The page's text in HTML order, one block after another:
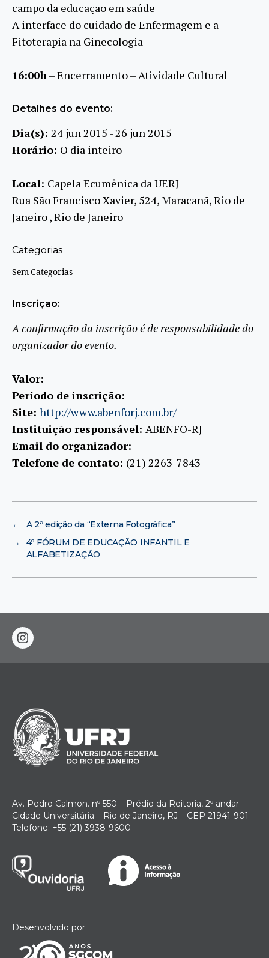
campo da educação em saúde
A interface do cuidado de Enfermagem e a
Fitoterapia na Ginecologia
16:00h– Encerramento – Atividade Cultural
Detalhes do evento:
Dia(s): 24 jun 2015 - 26 jun 2015
Horário: O dia inteiro
Local: Capela Ecumênica da UERJ
Rua São Francisco Xavier, 524, Maracanã, Rio de
Janeiro , Rio de Janeiro
Categorias
Sem Categorias
Inscrição:
A confirmação da inscrição é de responsabilidade do
organizador do evento.
Valor:
Período de inscrição:
Site: http://www.abenforj.com.br/
Instituição responsável: ABENFO-RJ
Email do organizador:
Telefone de contato: (21) 2263-7843
←
A 2ª edição da “Externa Fotográfica”
→
4º FÓRUM DE EDUCAÇÃO INFANTIL E
ALFABETIZAÇÃO
instagram
Av. Pedro Calmon. nº 550 – Prédio da Reitoria, 2º andar
Cidade Universitária – Rio de Janeiro, RJ – CEP 21941-901
Telefone: +55 (21) 3938-9600
Desenvolvido por